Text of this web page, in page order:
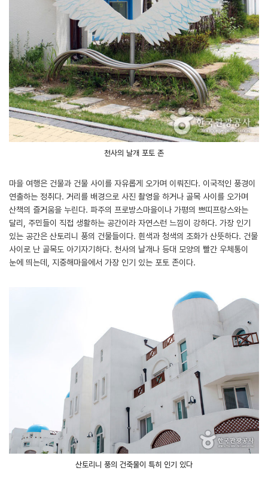
천사의 날개 포토 존
마을 여행은 건물과 건물 사이를 자유롭게 오가며 이뤄진다. 이국적인 풍경이
연출하는 정취다. 거리를 배경으로 사진 촬영을 하거나 골목 사이를 오가며
산책의 즐거움을 누린다. 파주의 프로방스마을이나 가평의 쁘띠프랑스와는
달리, 주민들이 직접 생활하는 공간이라 자연스런 느낌이 강하다. 가장 인기
있는 공간은 산토리니 풍의 건물들이다. 흰색과 청색의 조화가 산뜻하다. 건물
사이로 난 골목도 아기자기하다. 천사의 날개나 등대 모양의 빨간 우체통이
눈에 띄는데, 지중해마을에서 가장 인기 있는 포토 존이다.
산토리니 풍의 건축물이 특히 인기 있다